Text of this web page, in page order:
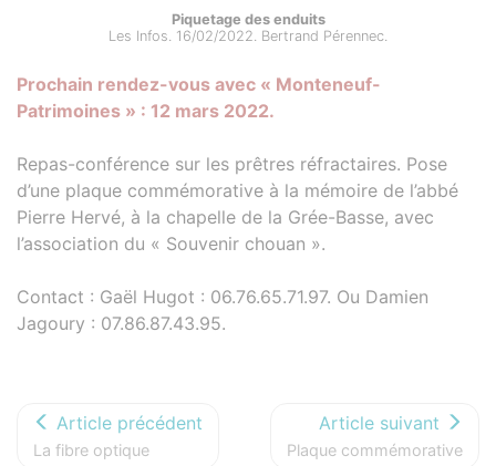
Piquetage des enduits
Les Infos. 16/02/2022. Bertrand Pérennec.
Prochain rendez-vous avec « Monteneuf-
Patrimoines » : 12 mars 2022.
Repas-conférence sur les prêtres réfractaires. Pose
d’une plaque commémorative à la mémoire de l’abbé
Pierre Hervé, à la chapelle de la Grée-Basse, avec
l’association du « Souvenir chouan ».
Contact : Gaël Hugot : 06.76.65.71.97. Ou Damien
Jagoury : 07.86.87.43.95.
Article précédent
La fibre optique
Article suivant
Plaque commémorative